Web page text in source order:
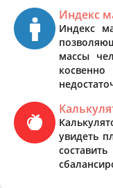
Индекс
Индекс
массы
увидеть